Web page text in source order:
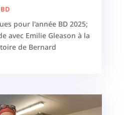
pour l'année BD 2025;
avec Emilie Gleason à la
de Bernard